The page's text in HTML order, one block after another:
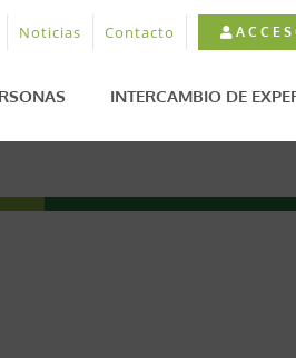
Noticias Contacto
INTERCAMBIO DE